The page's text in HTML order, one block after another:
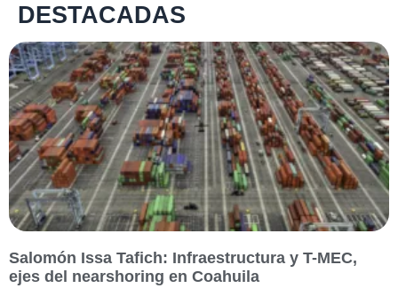
DESTACADAS
Salomón Issa Tafich: Infraestructura y T-MEC,
ejes del nearshoring en Coahuila